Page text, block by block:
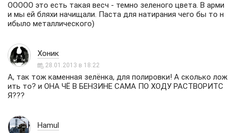
ООООО это есть такая весч - темно зеленого цвета. В арми
и мы ей бляхи начищали. Паста для натирания чего бы то н
ибыло металлического)
Хоник
28.01.2013 в 18:22
А, так тож каменная зелёнка, для полировки! А сколько лож
ить то? и ОНА ЧЁ В БЕНЗИНЕ САМА ПО ХОДУ РАСТВОРИТС
Я???
Hamul